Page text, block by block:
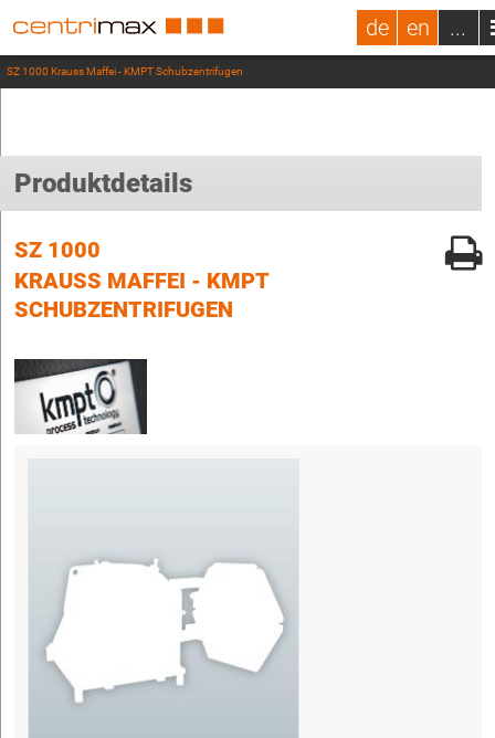
de en ...
SZ 1000 Krauss Maffei - KMPT Schubzentrifugen
Produktdetails
SZ 1000
KRAUSS MAFFEI - KMPT
SCHUBZENTRIFUGEN